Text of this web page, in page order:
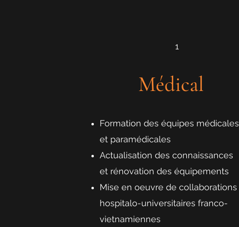
1
Médical
Formation des équipes médicales
et paramédicales
Actualisation des connaissances
et rénovation des équipements
Mise en oeuvre de collaborations
hospitalo-universitaires franco-
vietnamiennes